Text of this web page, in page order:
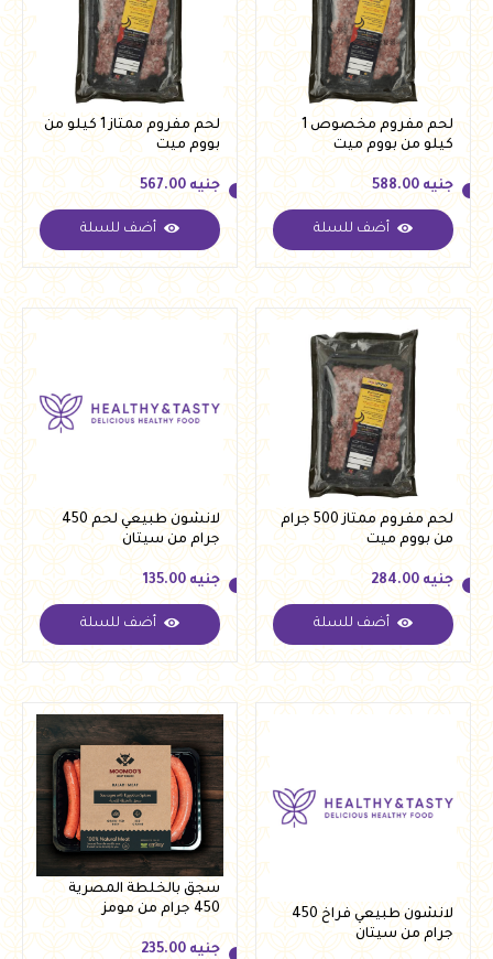
لحم مفروم مخصوص 1
كيلو من بووم ميت
جنيه
جنيه 588.00
أضف للسلة
لحم مفروم ممتاز 1 كيلو من
بووم ميت
جنيه
جنيه 567.00
أضف للسلة
لحم مفروم ممتاز 500 جرام
من بووم ميت
جنيه
جنيه 284.00
أضف للسلة
لانشون طبيعي لحم 450
جرام من سيتان
جنيه
جنيه 135.00
أضف للسلة
لانشون طبيعي فراخ 450
جرام من سيتان
سجق بالخلطة المصرية
450 جرام من مومز
جنيه 235.00